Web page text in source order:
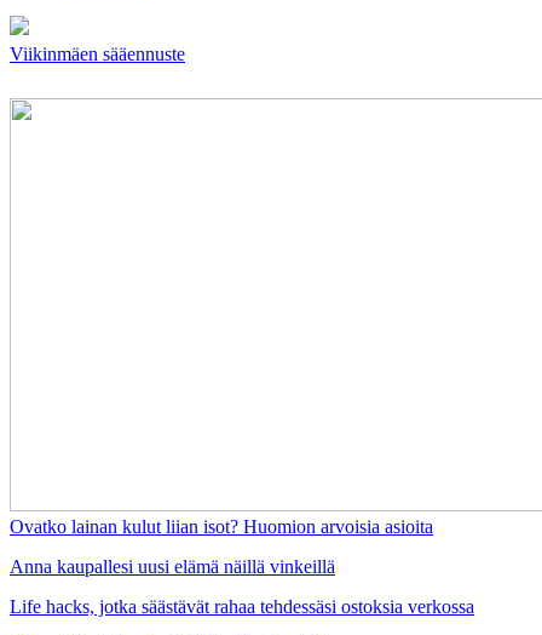
Viikinmäen sääennuste
Ovatko lainan kulut liian isot? Huomion arvoisia asioita
Anna kaupallesi uusi elämä näillä vinkeillä
Life hacks, jotka säästävät rahaa tehdessäsi ostoksia verkossa